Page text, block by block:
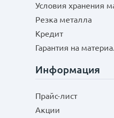
Условия хранения
Резка металла
Кредит
Гарантия на
Информация
Прайс-лист
Акции